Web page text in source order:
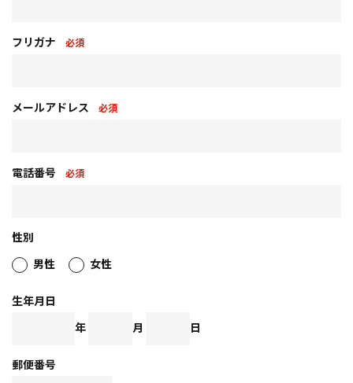
フリガナ 必須
メールアドレス 必須
電話番号 必須
性別
男性
女性
生年月日
年
月 日
郵便番号